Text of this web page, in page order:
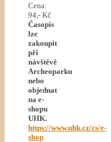
Cena:
94,- Kč
Časopis
lze
zakoupit
při
návštěvě
Archeoparku
nebo
objednat
na e-
shopu
UHK.
https://www.uhk.cz/cs/e-
shop